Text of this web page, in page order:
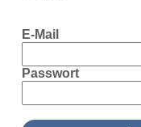
E-Mail
Passwort